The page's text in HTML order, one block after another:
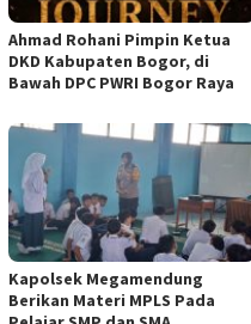
Ahmad Rohani Pimpin Ketua
DKD Kabupaten Bogor, di
Bawah DPC PWRI Bogor Raya
Kapolsek Megamendung
Berikan Materi MPLS Pada